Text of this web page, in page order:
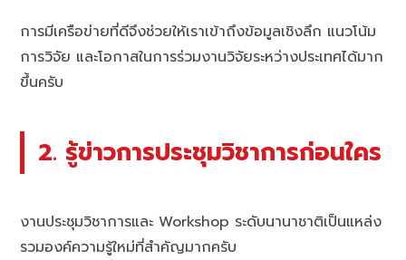
การมีเครือข่ายที่ดีจึงช่วยให้เราเข้าถึงข้อมูลเชิงลึก แนวโน้ม
การวิจัย และโอกาสในการร่วมงานวิจัยระหว่างประเทศได้มาก
ขึ้นครับ
2. รู้ข่าวการประชุมวิชาการก่อนใคร
งานประชุมวิชาการและ Workshop ระดับนานาชาติเป็นแหล่ง
รวมองค์ความรู้ใหม่ที่สำคัญมากครับ